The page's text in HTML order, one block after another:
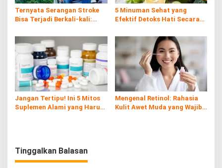
Ternyata Serangan Stroke
Bisa Terjadi Berkali-kali:
Cara Pencegahannya
5 Minuman Sehat yang
Efektif Detoks Hati Secara
Jangan Tertipu! Ini 5 Mitos
Suplemen Alami yang Harus
Mengenal Retinol: Rahasia
Kulit Awet Muda yang Wajib
Tinggalkan Balasan